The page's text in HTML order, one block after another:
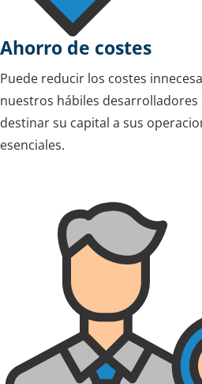
Ahorro de costes
Puede reducir los costes
nuestros hábiles
destinar su capital a sus
esenciales.